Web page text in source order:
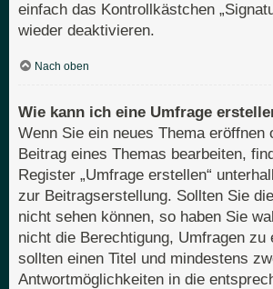
einfach das Kontrollkästchen
wieder deaktivieren.
Nach oben
Wie kann ich eine Umfrage
Wenn Sie ein neues Thema eröffnen
Beitrag eines Themas bearbeiten,
Register „Umfrage erstellen“
zur Beitragserstellung. Sollten Sie
nicht sehen können, so haben Sie
nicht die Berechtigung, Umfragen zu
sollten einen Titel und mindestens
Antwortmöglichkeiten in die